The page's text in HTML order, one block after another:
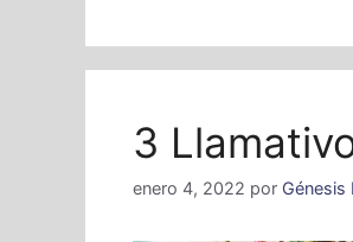
3
enero 4, 2022 por Génesis